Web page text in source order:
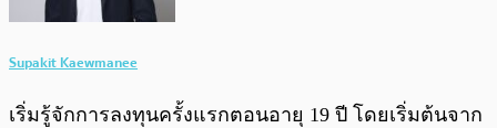
Supakit Kaewmanee
เริ่มรู้จักการลงทุนครั้งแรกตอนอายุ 19 ปี โดยเริ่มต้นจาก